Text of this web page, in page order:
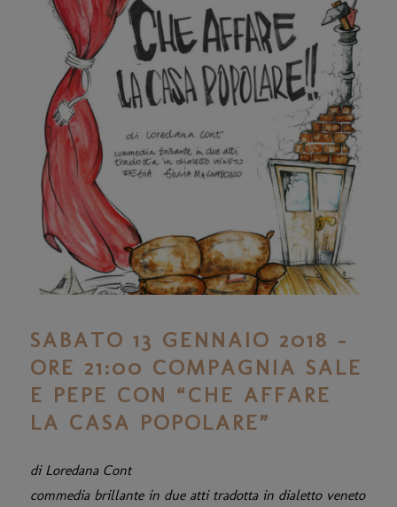
SABATO 13 GENNAIO 2018 –
ORE 21:00 COMPAGNIA SALE
E PEPE CON “CHE AFFARE
LA CASA POPOLARE”
di Loredana Cont
commedia brillante in due atti tradotta in dialetto veneto